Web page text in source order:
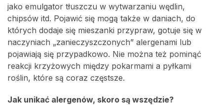
jako emulgator tłuszczu w wytwarzaniu wędlin,
chipsów itd. Pojawić się mogą także w daniach, do
których dodaje się mieszanki przypraw, gotuje się w
naczyniach „zanieczyszczonych” alergenami lub
pojawiają się przypadkowo. Nie można też pominąć
reakcji krzyżowych między pokarmami a pyłkami
roślin, które są coraz częstsze.
Jak unikać alergenów, skoro są wszędzie?